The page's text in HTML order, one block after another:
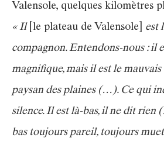
Valensole, quelques kilomètres
« Il [le plateau de Valensole] est
compagnon. Entendons-nous : il
magnifique, mais il est le
paysan des plaines (…). Ce qui
silence. Il est là-bas, il ne dit
bas toujours pareil, toujours muet